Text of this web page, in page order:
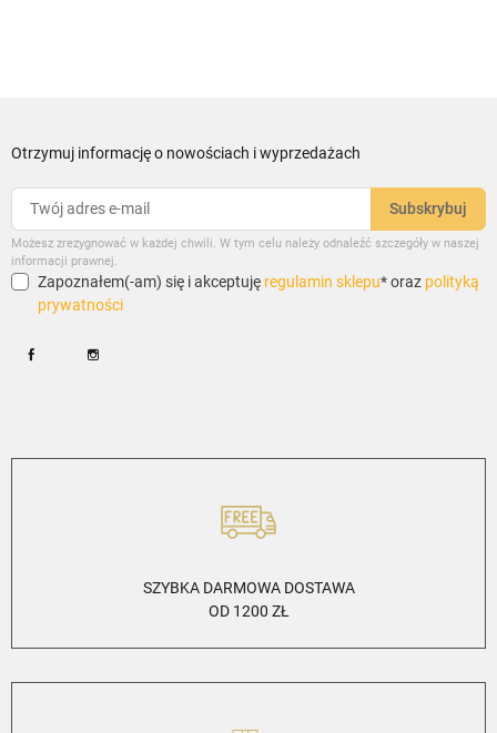
Otrzymuj informację o nowościach i wyprzedażach
Możesz zrezygnować w każdej chwili. W tym celu należy odnaleźć szczegóły w naszej
informacji prawnej.
Zapoznałem(-am) się i akceptuję regulamin sklepu* oraz polityką
prywatności
SZYBKA DARMOWA DOSTAWA
OD 1200 ZŁ